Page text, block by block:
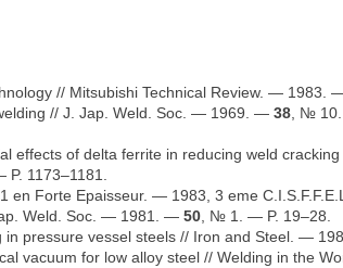
// Mitsubishi Technical Review. — 1983.
// J. Jap. Weld. Soc. — 1969. — 38 , № 10.
effects of delta ferrite in reducing weld
P. 1173–1181.
en Forte Epaisseur. — 1983, 3 eme
Weld. Soc. — 1981. — 50 , № 1. — P. 19–28.
in pressure vessel steels // Iron and Steel. —
vacuum for low alloy steel // Welding in the